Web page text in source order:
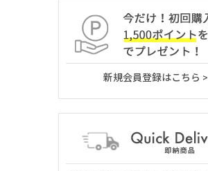
新規会員登録はこちら >